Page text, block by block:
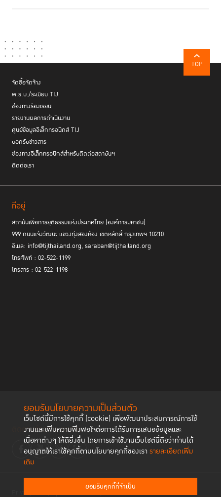
ยอมรับนโยบายความเป็นส่วนตัว
เว็บไซต์นี้มีการใช้คุกกี้ (cookie) เพื่อพัฒนาประสบการณ์การใช้
งานและเพิ่มความพึงพอใจต่อการได้รับการเสนอข้อมูลและ
เนื้อหาต่างๆ ให้ดียิ่งขึ้น โดยการเข้าใช้งานเว็บไซต์นี้ถือว่าท่านได้
อนุญาตให้เราใช้คุกกี้ตามนโยบายคุกกี้ของเรา รายละเอียดเพิ่ม
เติม
ยอมรับคุกกี้ที่จำเป็น
การประชุมประจำปีของสำนักงานสภาพัฒนาการเศรษฐกิจและสังคมแห่งชาติ
Reform” จัดขึ้นเมื่อวันศุกร์ที่ 26 กันยายน พ.ศ. 2568 โดยดร.ศุภวุฒิ สาย
เชื้อ
ประธานสภาพัฒนาการเศรษฐกิจและสังคมแห่งชาติ กล่าวเปิดประชุมว่า
ประเทศไทยมีศักยภาพที่จะเป็นศูนย์กลางเศรษฐกิจของภูมิภาค แต่ที่ผ่านมา
การขยายตัวทางเศรษฐกิจต่ำกว่า 5% ต่อเนื่องตั้งแต่แผนฯ ฉบับที่ 10 และ
ความสามารถในการแข่งขันลดลงอย่างต่อเนื่อง เนื่องจากปัญหาเชิงโครงสร้าง
ที่ฉุดรั้งการพัฒนาประเทศ พร้อมเน้นว่า ประเทศไทยไม่อาจพัฒนาไปได้ไกล
หากยังคงมีโครงสร้างที่บิดเบี้ยวและกลไกเชิงถาบันที่อ่อนแอ และถึงเวลาที่ต้อง
แก้ไขเพื่อฟิ้นฟูความเชื่อมั่นและปลดล็อกศักยภาพการแข่งขันของประเทศ
TOP
จัดซื้อจัดจ้าง
พ.ร.บ./ระเบียบ TIJ
ช่องทางร้องเรียน
รายงานผลการดำเนินงาน
ศูนย์ข้อมูลอิเล็กทรอนิกส์ TIJ
บอกรับข่าวสาร
ช่องทางอิเล็กทรอนิกส์สำหรับติดต่อสถาบันฯ
ติดต่อเรา
ที่อยู่
สถาบันเพื่อการยุติธรรมแห่งประเทศไทย (องค์การมหาชน)
999 ถนนแจ้งวัฒนะ แขวงทุ่งสองห้อง เขตหลักสี่ กรุงเทพฯ 10210
อีเมล: info@tijthailand.org, saraban@tijthailand.org
โทรศัพท์ : 02-522-1199
โทรสาร : 02-522-1198
ติดตามช่องทาง social
Privacy Policy Cookies Policy